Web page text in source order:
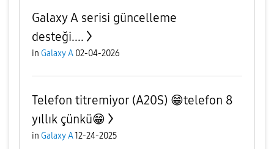
Galaxy A serisi güncelleme
desteği....
in Galaxy A 02-04-2026
Telefon titremiyor (A20S) 😁telefon 8
yıllık çünkü😁
in Galaxy A12-24-2025